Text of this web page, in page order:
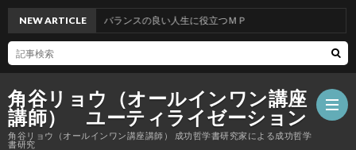
角谷リョウ（オールインワン講座
講師） ユーティライゼーション
角谷リョウ（オールインワン講座講師） 成功哲学書研究家による成功哲学
書研究
NEW ARTICLEバランスの良い人生に役立つＭＰ